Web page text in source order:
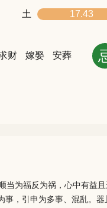
土 17.43
财 嫁娶 安葬
当为福反为祸，心中有益
，引申为多事、混乱。